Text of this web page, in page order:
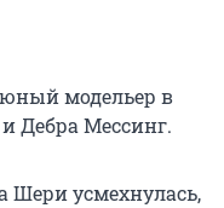
модельер в
Дебра Мессинг.
Шери усмехнулась,